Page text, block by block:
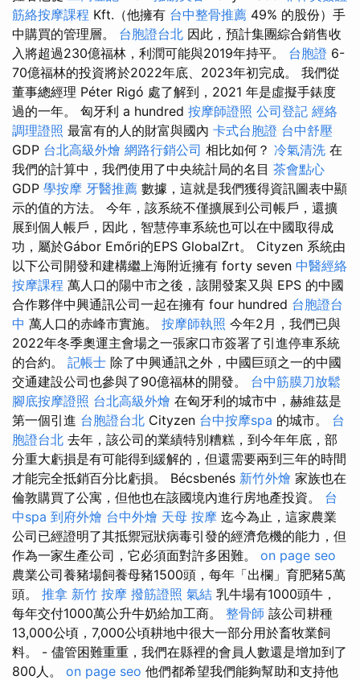
筋絡按摩課程 Kft.（他擁有 台中整骨推薦 49% 的股份）手
中購買的管理層。 台胞證台北 因此，預計集團綜合銷售收
入將超過230億福林，利潤可能與2019年持平。 台胞證 6-
70億福林的投資將於2022年底、2023年初完成。 我們從
董事總經理 Péter Rigó 處了解到，2021 年是虛擬手錶度
過的一年。 匈牙利 a hundred 按摩師證照 公司登記 經絡
調理證照 最富有的人的財富與國內 卡式台胞證 台中舒壓
GDP 台北高級外燴 網路行銷公司 相比如何？ 冷氣清洗 在
我們的計算中，我們使用了中央統計局的名目 茶會點心
GDP 學按摩 牙醫推薦 數據，這就是我們獲得資訊圖表中顯
示的值的方法。 今年，該系統不僅擴展到公司帳戶，還擴
展到個人帳戶，因此，智慧停車系統也可以在中國取得成
功，屬於Gábor Emőri的EPS GlobalZrt。 Cityzen 系統由
以下公司開發和建構繼上海附近擁有 forty seven 中醫經絡
按摩課程 萬人口的陽中市之後，該開發案又與 EPS 的中國
合作夥伴中興通訊公司一起在擁有 four hundred 台胞證台
中 萬人口的赤峰市實施。 按摩師執照 今年2月，我們已與
2022年冬季奧運主會場之一張家口市簽署了引進停車系統
的合約。 記帳士 除了中興通訊之外，中國巨頭之一的中國
交通建設公司也參與了90億福林的開發。 台中筋膜刀放鬆
腳底按摩證照 台北高級外燴 在匈牙利的城市中，赫維茲是
第一個引進 台胞證台北 Cityzen 台中按摩spa 的城市。 台
胞證台北 去年，該公司的業績特別糟糕，到今年年底，部
分重大虧損是有可能得到緩解的，但還需要兩到三年的時間
才能完全抵銷百分比虧損。 Bécsbenés 新竹外燴 家族也在
倫敦購買了公寓，但他也在該國境內進行房地產投資。 台
中spa 到府外燴 台中外燴 天母 按摩 迄今為止，這家農業
公司已經證明了其抵禦冠狀病毒引發的經濟危機的能力，但
作為一家生產公司，它必須面對許多困難。 on page seo
農業公司養豬場飼養母豬1500頭，每年「出欄」育肥豬5萬
頭。 推拿 新竹 按摩 撥筋證照 氣結 乳牛場有1000頭牛，
每年交付1000萬公升牛奶給加工商。 整骨師 該公司耕種
13,000公頃，7,000公頃耕地中很大一部分用於畜牧業飼
料。 - 儘管困難重重，我們在縣裡的會員人數還是增加到了
800人。 on page seo 他們都希望我們能夠幫助和支持他